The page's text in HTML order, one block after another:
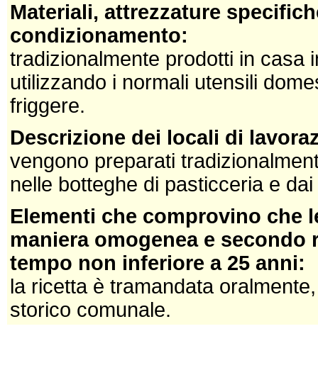
Materiali, attrezzature
condizionamento:
tradizionalmente prodotti in casa
utilizzando i normali utensili
friggere.
Descrizione dei locali di
vengono preparati
nelle botteghe di pasticceria e
Elementi che comprovino che
maniera omogenea e
tempo non inferiore a 25 anni:
la ricetta è tramandata
storico comunale.